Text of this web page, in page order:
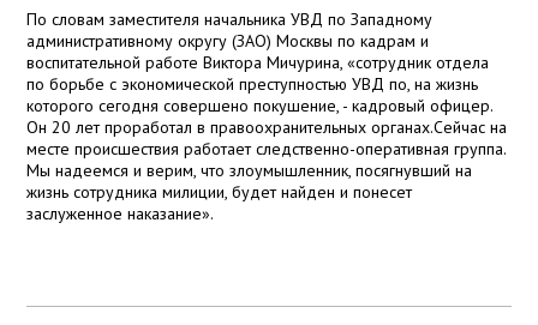
По словам заместителя начальника УВД по Западному
административному округу (ЗАО) Москвы по кадрам и
воспитательной работе Виктора Мичурина, «сотрудник отдела
по борьбе с экономической преступностью УВД по, на жизнь
которого сегодня совершено покушение, - кадровый офицер.
Он 20 лет проработал в правоохранительных органах.Сейчас на
месте происшествия работает следственно-оперативная группа.
Мы надеемся и верим, что злоумышленник, посягнувший на
жизнь сотрудника милиции, будет найден и понесет
заслуженное наказание».